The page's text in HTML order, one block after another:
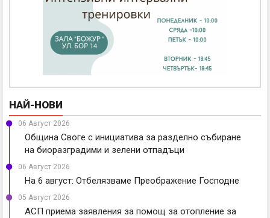
НАЙ-НОВИ
06 Август 2026
Община Своге с инициатива за разделно събиране
на биоразградими и зелени отпадъци
06 Август 2026
На 6 август: Отбелязваме Преображение Господне
05 Август 2026
АСП приема заявления за помощ за отопление за